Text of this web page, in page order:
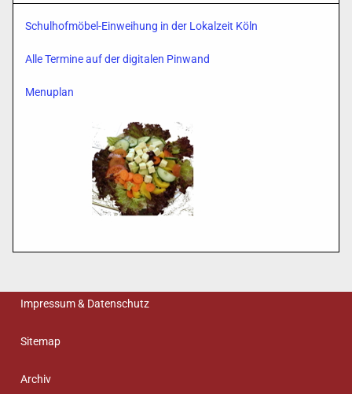
Schulhofmöbel-Einweihung in der Lokalzeit Köln
Alle Termine auf der digitalen Pinwand
Menuplan
Impressum & Datenschutz
Sitemap
Archiv